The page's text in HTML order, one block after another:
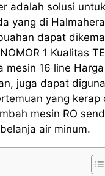
adalah solusi
yang di
dapat
1 Kualitas
mesin 16 line
juga dapat
yang
mesin RO
air minum.